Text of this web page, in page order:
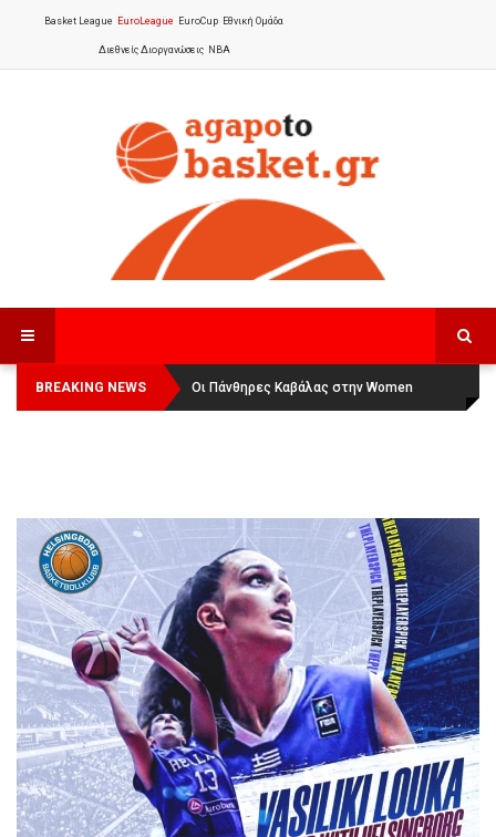
Basket League EuroLeague EuroCup Εθνική Ομάδα
Διεθνείς Διοργανώσεις NBA
BREAKING NEWS
Οι Πάνθηρες Καβάλας στην Women
Basketball League 1:
Αναχώρησε για τα Γιάννενα η Εθνική
Γυναικών